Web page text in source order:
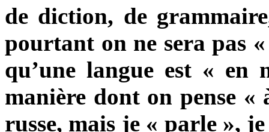
de diction, de
pourtant on ne sera pas
qu’une langue est « en
manière dont on pense
russe, mais je « parle»,